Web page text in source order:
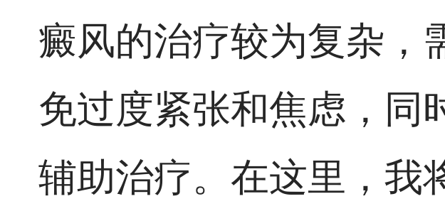
癜风的治疗较为复杂，
免过度紧张和焦虑，同
辅助治疗。在这里，我